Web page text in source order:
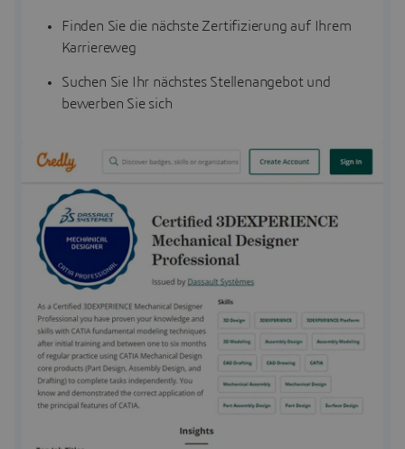
Finden Sie die nächste Zertifizierung auf Ihrem
Karriereweg
Suchen Sie Ihr nächstes Stellenangebot und
bewerben Sie sich